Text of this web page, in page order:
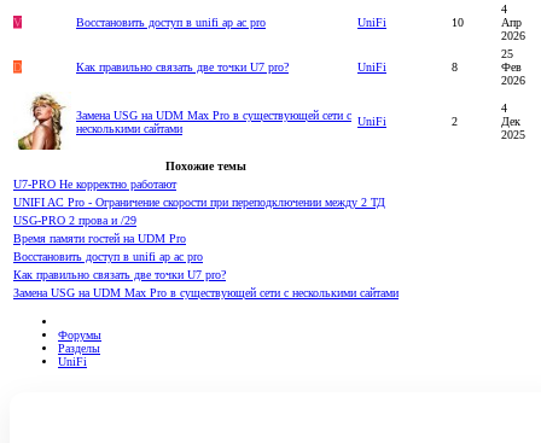
V Восстановить доступ в unifi ap ac pro UniFi 10
4
Апр
2026
D Как правильно связать две точки U7 pro? UniFi 8
25
Фев
2026
Замена USG на UDM Max Pro в существующей сети с
несколькими сайтами
UniFi 2
4
Дек
2025
Похожие темы
U7-PRO Не корректно работают
UNIFI AC Pro - Ограничение скорости при переподключении между 2 ТД
USG-PRO 2 прова и /29
Время памяти гостей на UDM Pro
Восстановить доступ в unifi ap ac pro
Как правильно связать две точки U7 pro?
Замена USG на UDM Max Pro в существующей сети с несколькими сайтами
Форумы
Разделы
UniFi